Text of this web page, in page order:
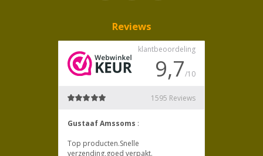
Reviews